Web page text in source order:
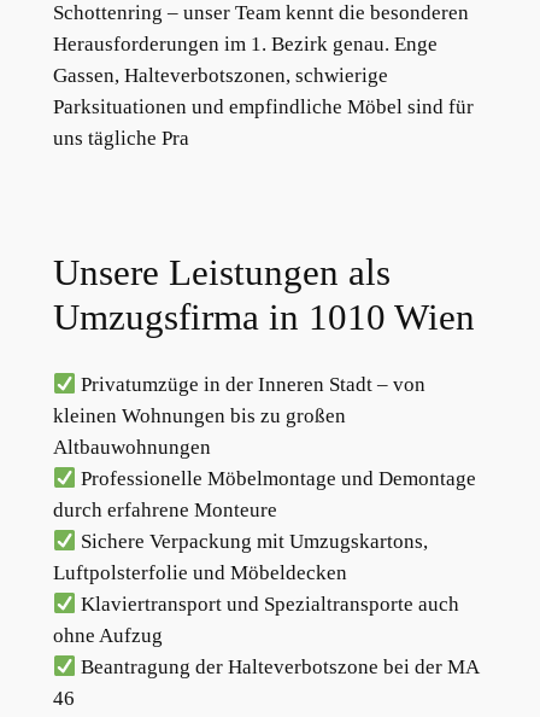
Schottenring – unser Team kennt die besonderen
Herausforderungen im 1. Bezirk genau. Enge
Gassen, Halteverbotszonen, schwierige
Parksituationen und empfindliche Möbel sind für
uns tägliche Pra
Unsere Leistungen als
Umzugsfirma in 1010 Wien
Privatumzüge in der Inneren Stadt – von
kleinen Wohnungen bis zu großen
Altbauwohnungen
Professionelle Möbelmontage und Demontage
durch erfahrene Monteure
Sichere Verpackung mit Umzugskartons,
Luftpolsterfolie und Möbeldecken
Klaviertransport und Spezialtransporte auch
ohne Aufzug
Beantragung der Halteverbotszone bei der MA
46